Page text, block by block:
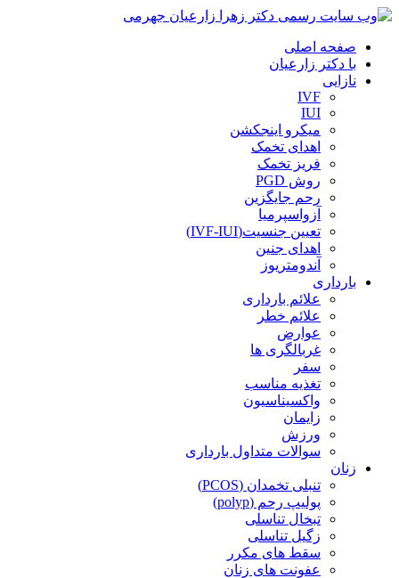
صفحه اصلی
با دکتر زارعیان
نازایی
IVF
IUI
میکرو اینجکشن
اهدای تخمک
فریز تخمک
روش PGD
رحم جایگزین
آزواسپرمیا
تعیین جنسیت(IVF-IUI)
اهدای جنین
آندومتریوز
بارداری
علائم بارداری
علائم خطر
عوارض
غربالگری ها
سفر
تغذیه مناسب
واکسیناسیون
زایمان
ورزش
سوالات متداول بارداری
زنان
تنبلی تخمدان (PCOS)
پولیپ رحم (polyp)
تبخال تناسلی
زگیل تناسلی
سقط های مکرر
عفونت های زنان